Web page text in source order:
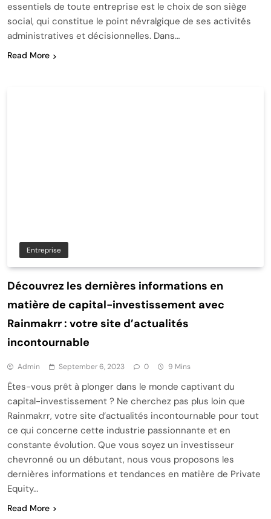
essentiels de toute entreprise est le choix de son siège
social, qui constitue le point névralgique de ses activités
administratives et décisionnelles. Dans…
Read More
Entreprise
Découvrez les dernières informations en
matière de capital-investissement avec
Rainmakrr : votre site d’actualités
incontournable
Admin September 6, 2023 0 9 Mins
Êtes-vous prêt à plonger dans le monde captivant du
capital-investissement ? Ne cherchez pas plus loin que
Rainmakrr, votre site d’actualités incontournable pour tout
ce qui concerne cette industrie passionnante et en
constante évolution. Que vous soyez un investisseur
chevronné ou un débutant, nous vous proposons les
dernières informations et tendances en matière de Private
Equity…
Read More